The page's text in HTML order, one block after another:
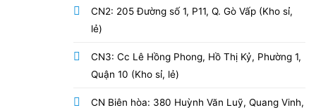
CN2: 205 Đường số 1, P11, Q. Gò Vấp (Kho sỉ,
lẻ)
CN3: Cc Lê Hồng Phong, Hồ Thị Kỷ, Phường 1,
Quận 10 (Kho sỉ, lẻ)
CN Biên hòa: 380 Huỳnh Văn Luỹ, Quang Vinh,